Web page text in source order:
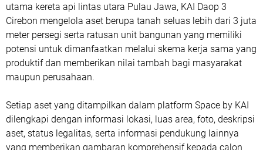
utama kereta api lintas utara Pulau Jawa, KAI Daop 3
Cirebon mengelola aset berupa tanah seluas lebih dari 3 juta
meter persegi serta ratusan unit bangunan yang memiliki
potensi untuk dimanfaatkan melalui skema kerja sama yang
produktif dan memberikan nilai tambah bagi masyarakat
maupun perusahaan.
Setiap aset yang ditampilkan dalam platform Space by KAI
dilengkapi dengan informasi lokasi, luas area, foto, deskripsi
aset, status legalitas, serta informasi pendukung lainnya
yang memberikan gambaran komprehensif kepada calon